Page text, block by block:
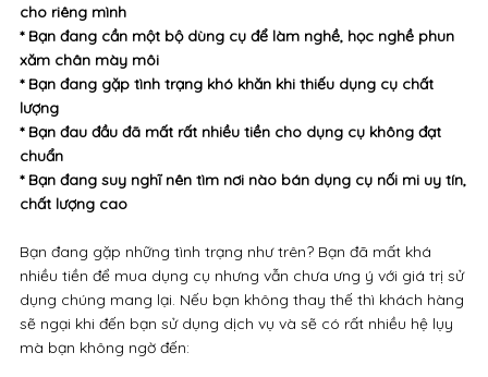
cho riêng mình
* Bạn đang cần một bộ dùng cụ để làm nghề, học nghề phun
xăm chân mày môi
* Bạn đang gặp tình trạng khó khăn khi thiếu dụng cụ chất
lượng
* Bạn đau đầu đã mất rất nhiều tiền cho dụng cụ không đạt
chuẩn
* Bạn đang suy nghĩ nên tìm nơi nào bán dụng cụ nối mi uy tín,
chất lượng cao
Bạn đang gặp những tình trạng như trên? Bạn đã mất khá
nhiều tiền để mua dụng cụ nhưng vẫn chưa ưng ý với giá trị sử
dụng chúng mang lại. Nếu bạn không thay thế thì khách hàng
sẽ ngại khi đến bạn sử dụng dịch vụ và sẽ có rất nhiều hệ lụy
mà bạn không ngờ đến: